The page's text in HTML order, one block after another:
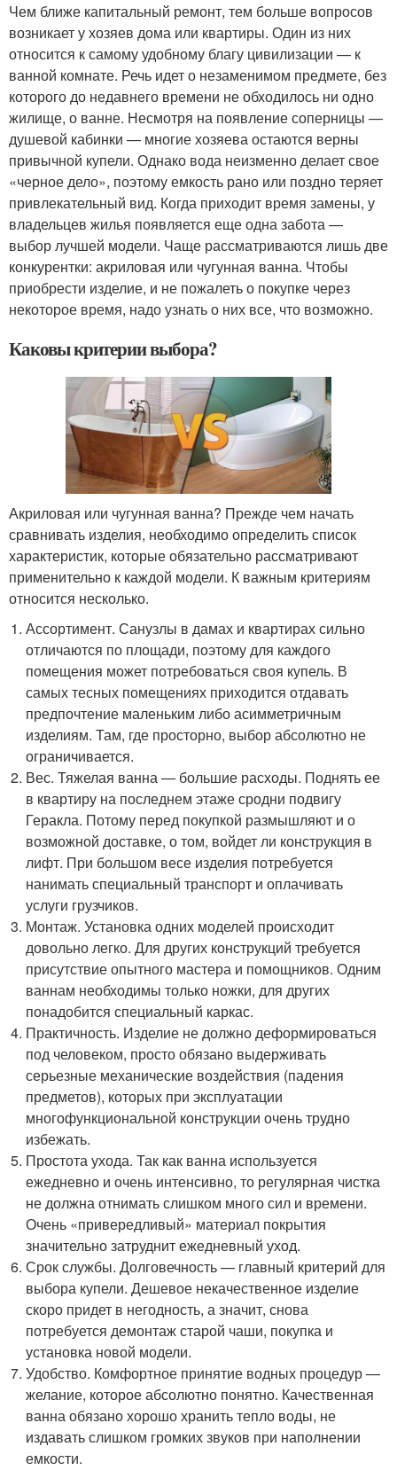
Чем ближе капитальный ремонт, тем больше вопросов
возникает у хозяев дома или квартиры. Один из них
относится к самому удобному благу цивилизации — к
ванной комнате. Речь идет о незаменимом предмете, без
которого до недавнего времени не обходилось ни одно
жилище, о ванне. Несмотря на появление соперницы —
душевой кабинки — многие хозяева остаются верны
привычной купели. Однако вода неизменно делает свое
«черное дело», поэтому емкость рано или поздно теряет
привлекательный вид. Когда приходит время замены, у
владельцев жилья появляется еще одна забота —
выбор лучшей модели. Чаще рассматриваются лишь две
конкурентки: акриловая или чугунная ванна. Чтобы
приобрести изделие, и не пожалеть о покупке через
некоторое время, надо узнать о них все, что возможно.
Каковы критерии выбора?
Акриловая или чугунная ванна? Прежде чем начать
сравнивать изделия, необходимо определить список
характеристик, которые обязательно рассматривают
применительно к каждой модели. К важным критериям
относится несколько.
Ассортимент. Санузлы в дамах и квартирах сильно
отличаются по площади, поэтому для каждого
помещения может потребоваться своя купель. В
самых тесных помещениях приходится отдавать
предпочтение маленьким либо асимметричным
изделиям. Там, где просторно, выбор абсолютно не
ограничивается.
Вес. Тяжелая ванна — большие расходы. Поднять ее
в квартиру на последнем этаже сродни подвигу
Геракла. Потому перед покупкой размышляют и о
возможной доставке, о том, войдет ли конструкция в
лифт. При большом весе изделия потребуется
нанимать специальный транспорт и оплачивать
услуги грузчиков.
Монтаж. Установка одних моделей происходит
довольно легко. Для других конструкций требуется
присутствие опытного мастера и помощников. Одним
ваннам необходимы только ножки, для других
понадобится специальный каркас.
Практичность. Изделие не должно деформироваться
под человеком, просто обязано выдерживать
серьезные механические воздействия (падения
предметов), которых при эксплуатации
многофункциональной конструкции очень трудно
избежать.
Простота ухода. Так как ванна используется
ежедневно и очень интенсивно, то регулярная чистка
не должна отнимать слишком много сил и времени.
Очень «привередливый» материал покрытия
значительно затруднит ежедневный уход.
Срок службы. Долговечность — главный критерий для
выбора купели. Дешевое некачественное изделие
скоро придет в негодность, а значит, снова
потребуется демонтаж старой чаши, покупка и
установка новой модели.
Удобство. Комфортное принятие водных процедур —
желание, которое абсолютно понятно. Качественная
ванна обязано хорошо хранить тепло воды, не
издавать слишком громких звуков при наполнении
емкости.